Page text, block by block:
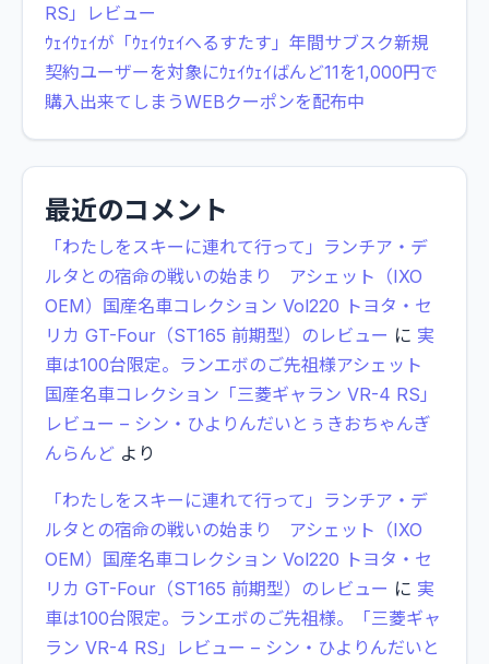
RS」レビュー
ｳｪｲｳｪｲが「ｳｪｲｳｪｲへるすたす」年間サブスク新規
契約ユーザーを対象にｳｪｲｳｪｲばんど11を1,000円で
購入出来てしまうWEBクーポンを配布中
最近のコメント
「わたしをスキーに連れて行って」ランチア・デ
ルタとの宿命の戦いの始まり アシェット（IXO
OEM）国産名車コレクション Vol220 トヨタ・セ
リカ GT-Four（ST165 前期型）のレビュー に 実
車は100台限定。ランエボのご先祖様アシェット
国産名車コレクション「三菱ギャラン VR-4 RS」
レビュー – シン・ひよりんだいとぅきおちゃんぎ
んらんど より
「わたしをスキーに連れて行って」ランチア・デ
ルタとの宿命の戦いの始まり アシェット（IXO
OEM）国産名車コレクション Vol220 トヨタ・セ
リカ GT-Four（ST165 前期型）のレビュー に 実
車は100台限定。ランエボのご先祖様。「三菱ギャ
ラン VR-4 RS」レビュー – シン・ひよりんだいと